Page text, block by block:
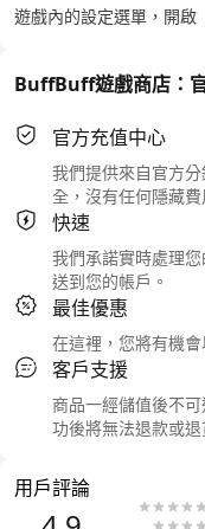
遊戲內的設定選單，開啟
BuffBuff遊戲商店：
官方充值中心
我們提供來自官方
全，沒有任何隱藏費
快速
我們承諾實時處理
送到您的帳戶。
最佳優惠
在這裡，您將有機
客戶支援
商品一經儲值後不
功後將無法退款或
用戶評論